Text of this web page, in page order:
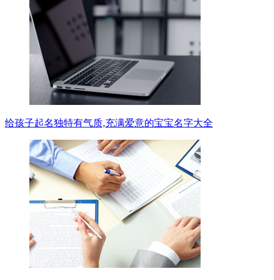
给孩子起名独特有气质,充满爱意的宝宝名字大全